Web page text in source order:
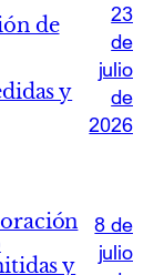
de
y
23
de
julio
de
2026
y
8 de
julio